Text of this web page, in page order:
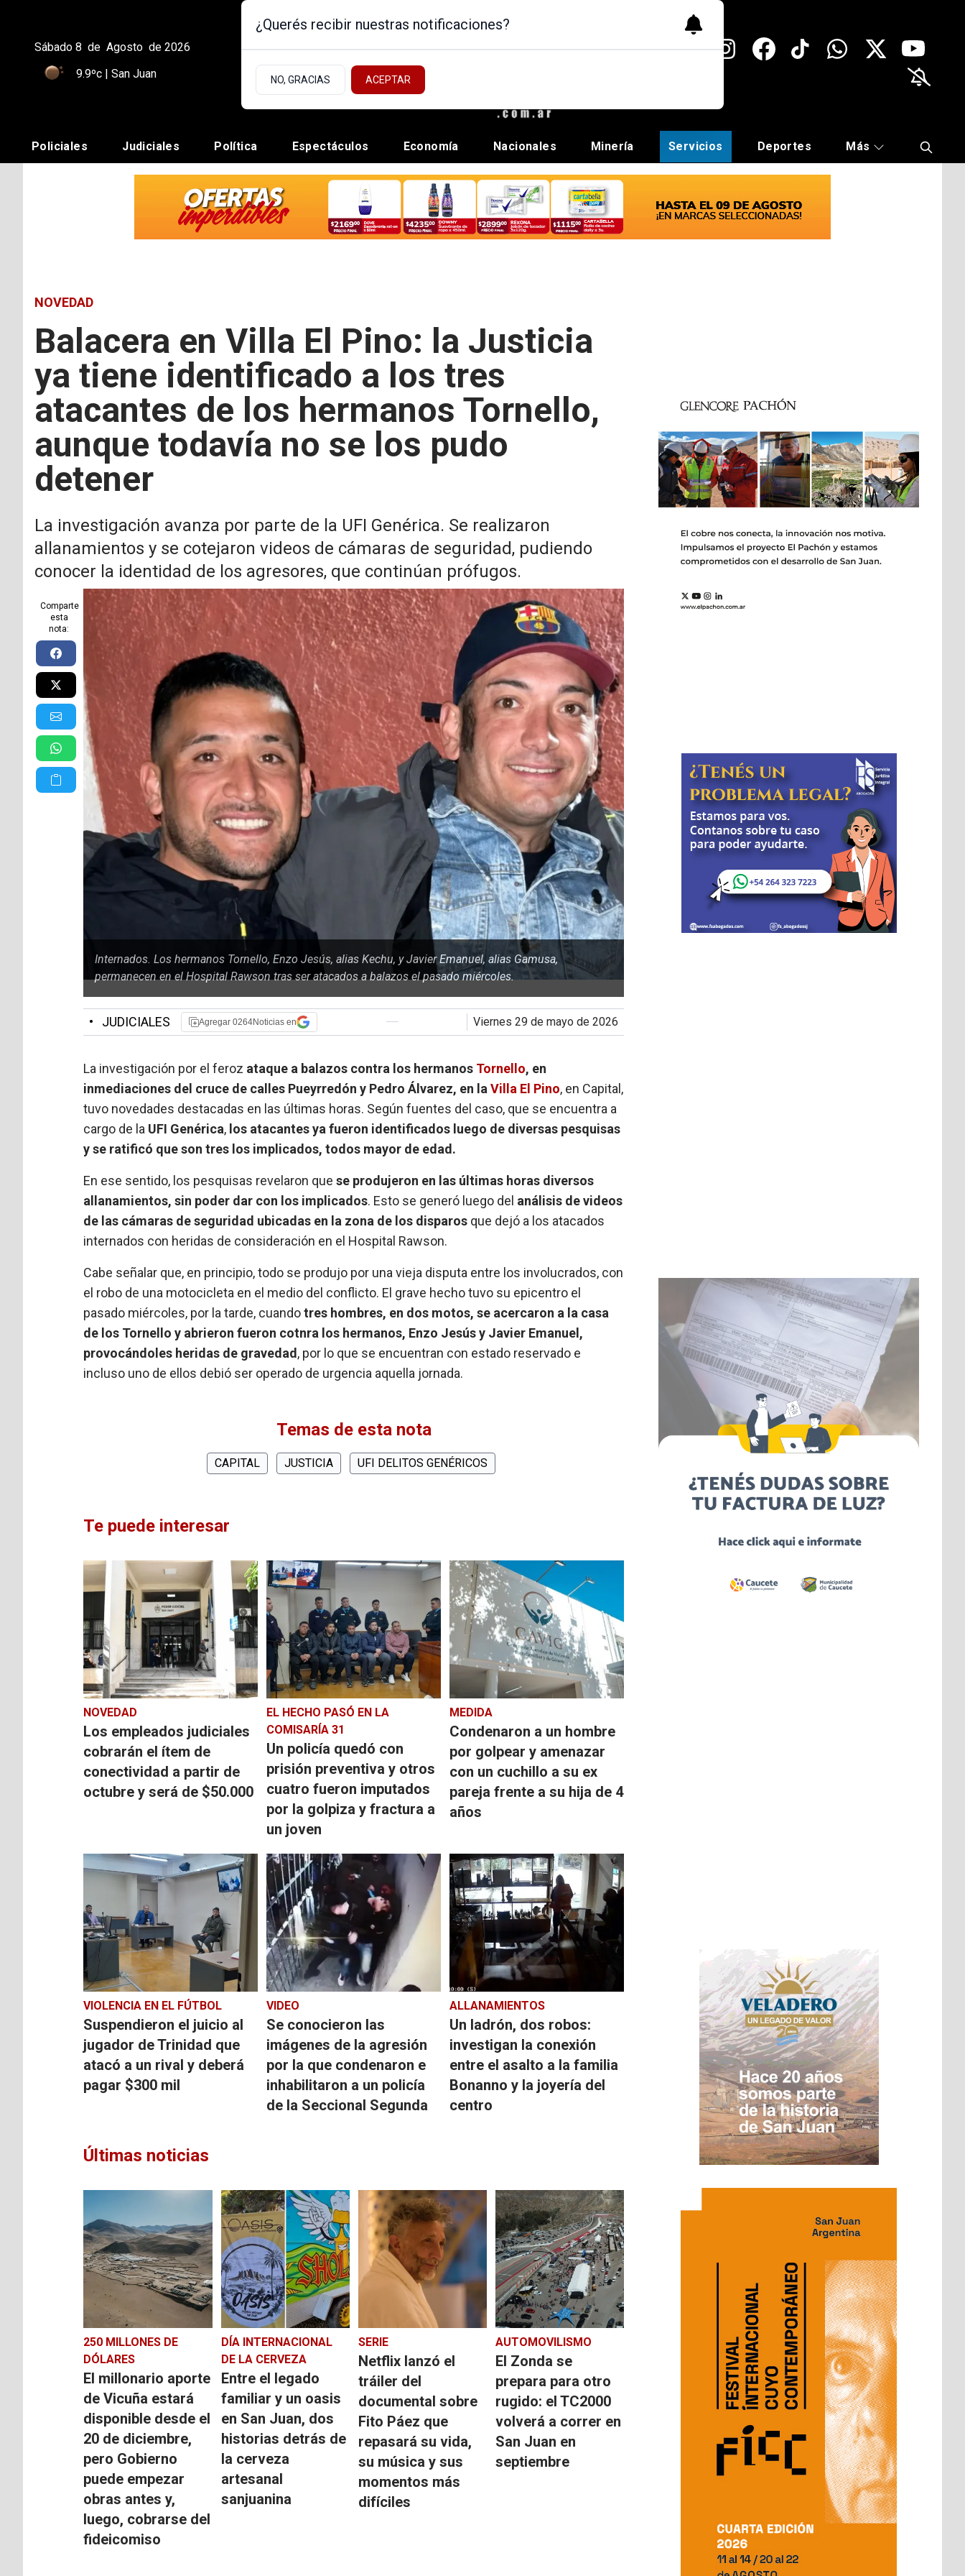
Sábado 8 de Agosto de 2026
9.9ºc | San Juan
Policiales Judiciales Política Espectáculos Economía Nacionales Minería Servicios Deportes Más
NOVEDAD
Balacera en Villa El Pino: la Justicia
ya tiene identificado a los tres
atacantes de los hermanos Tornello,
aunque todavía no se los pudo
detener
La investigación avanza por parte de la UFI Genérica. Se realizaron
allanamientos y se cotejaron videos de cámaras de seguridad, pudiendo
conocer la identidad de los agresores, que continúan prófugos.
Comparte
esta
nota:
Internados. Los hermanos Tornello, Enzo Jesús, alias Kechu, y Javier Emanuel, alias Gamusa,
permanecen en el Hospital Rawson tras ser atacados a balazos el pasado miércoles.
• JUDICIALES Agregar 0264Noticias en viernes 29 de mayo de 2026
La investigación por el feroz ataque a balazos contra los hermanos Tornello, en
inmediaciones del cruce de calles Pueyrredón y Pedro Álvarez, en laVilla El Pino, en Capital,
tuvo novedades destacadas en las últimas horas. Según fuentes del caso, que se encuentra a
cargo de la UFI Genérica, los atacantes ya fueron identificados luego de diversas pesquisas
y se ratificó que son tres los implicados, todos mayor de edad.
En ese sentido, los pesquisas revelaron quese produjeron en las últimas horas diversos
allanamientos, sin poder dar con los implicados. Esto se generó luego del análisis de videos
de las cámaras de seguridad ubicadas en la zona de los disparos que dejó a los atacados
internados con heridas de consideración en el Hospital Rawson.
Cabe señalar que, en principio, todo se produjo por una vieja disputa entre los involucrados, con
el robo de una motocicleta en el medio del conflicto. El grave hecho tuvo su epicentro el
pasado miércoles, por la tarde, cuandotres hombres, en dos motos, se acercaron a la casa
de los Tornello y abrieron fueron cotnra los hermanos, Enzo Jesús y Javier Emanuel,
provocándoles heridas de gravedad, por lo que se encuentran con estado reservado e
incluso uno de ellos debió ser operado de urgencia aquella jornada.
Temas de esta nota
CAPITAL JUSTICIA UFI DELITOS GENÉRICOS
Te puede interesar
NOVEDAD
Los empleados judiciales
cobrarán el ítem de
conectividad a partir de
octubre y será de $50.000
EL HECHO PASÓ EN LA
COMISARÍA 31
Un policía quedó con
prisión preventiva y otros
cuatro fueron imputados
por la golpiza y fractura a
un joven
MEDIDA
Condenaron a un hombre
por golpear y amenazar
con un cuchillo a su ex
pareja frente a su hija de 4
años
VIOLENCIA EN EL FÚTBOL
Suspendieron el juicio al
jugador de Trinidad que
atacó a un rival y deberá
pagar $300 mil
VIDEO
Se conocieron las
imágenes de la agresión
por la que condenaron e
inhabilitaron a un policía
de la Seccional Segunda
ALLANAMIENTOS
Un ladrón, dos robos:
investigan la conexión
entre el asalto a la familia
Bonanno y la joyería del
centro
Últimas noticias
250 MILLONES DE
DÓLARES
El millonario aporte
de Vicuña estará
disponible desde el
20 de diciembre,
pero Gobierno
puede empezar
obras antes y,
luego, cobrarse del
fideicomiso
DÍA INTERNACIONAL
DE LA CERVEZA
Entre el legado
familiar y un oasis
en San Juan, dos
historias detrás de
la cerveza
artesanal
sanjuanina
SERIE
Netflix lanzó el
tráiler del
documental sobre
Fito Páez que
repasará su vida,
su música y sus
momentos más
difíciles
AUTOMOVILISMO
El Zonda se
prepara para otro
rugido: el TC2000
volverá a correr en
San Juan en
septiembre
¿Querés recibir nuestras notificaciones?
NO, GRACIAS ACEPTAR